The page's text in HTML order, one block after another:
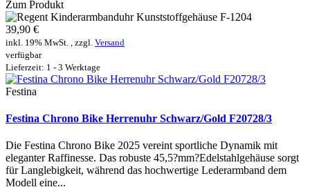
Zum Produkt
39,90 €
inkl. 19% MwSt. , zzgl. Versand
verfügbar
Lieferzeit: 1 - 3 Werktage
Festina
Festina Chrono Bike Herrenuhr Schwarz/Gold F20728/3
Die Festina Chrono Bike 2025 vereint sportliche Dynamik mit
eleganter Raffinesse. Das robuste 45,5?mm?Edelstahlgehäuse sorgt
für Langlebigkeit, während das hochwertige Lederarmband dem
Modell eine...